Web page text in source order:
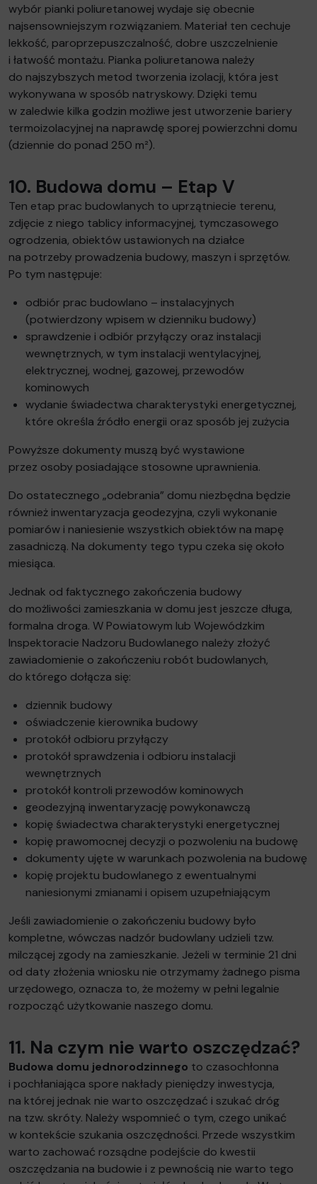
wybór pianki poliuretanowej wydaje się obecnie
najsensowniejszym rozwiązaniem. Materiał ten cechuje
lekkość, paroprzepuszczalność, dobre uszczelnienie
i łatwość montażu. Pianka poliuretanowa należy
do najszybszych metod tworzenia izolacji, która jest
wykonywana w sposób natryskowy. Dzięki temu
w zaledwie kilka godzin możliwe jest utworzenie bariery
termoizolacyjnej na naprawdę sporej powierzchni domu
(dziennie do ponad 250 m²).
10. Budowa domu – Etap V
Ten etap prac budowlanych to uprzątniecie terenu,
zdjęcie z niego tablicy informacyjnej, tymczasowego
ogrodzenia, obiektów ustawionych na działce
na potrzeby prowadzenia budowy, maszyn i sprzętów.
Po tym następuje:
odbiór prac budowlano – instalacyjnych
(potwierdzony wpisem w dzienniku budowy)
sprawdzenie i odbiór przyłączy oraz instalacji
wewnętrznych, w tym instalacji wentylacyjnej,
elektrycznej, wodnej, gazowej, przewodów
kominowych
wydanie świadectwa charakterystyki energetycznej,
które określa źródło energii oraz sposób jej zużycia
Powyższe dokumenty muszą być wystawione
przez osoby posiadające stosowne uprawnienia.
Do ostatecznego „odebrania” domu niezbędna będzie
również inwentaryzacja geodezyjna, czyli wykonanie
pomiarów i naniesienie wszystkich obiektów na mapę
zasadniczą. Na dokumenty tego typu czeka się około
miesiąca.
Jednak od faktycznego zakończenia budowy
do możliwości zamieszkania w domu jest jeszcze długa,
formalna droga. W Powiatowym lub Wojewódzkim
Inspektoracie Nadzoru Budowlanego należy złożyć
zawiadomienie o zakończeniu robót budowlanych,
do którego dołącza się:
dziennik budowy
oświadczenie kierownika budowy
protokół odbioru przyłączy
protokół sprawdzenia i odbioru instalacji
wewnętrznych
protokół kontroli przewodów kominowych
geodezyjną inwentaryzację powykonawczą
kopię świadectwa charakterystyki energetycznej
kopię prawomocnej decyzji o pozwoleniu na budowę
dokumenty ujęte w warunkach pozwolenia na budowę
kopię projektu budowlanego z ewentualnymi
naniesionymi zmianami i opisem uzupełniającym
Jeśli zawiadomienie o zakończeniu budowy było
kompletne, wówczas nadzór budowlany udzieli tzw.
milczącej zgody na zamieszkanie. Jeżeli w terminie 21 dni
od daty złożenia wniosku nie otrzymamy żadnego pisma
urzędowego, oznacza to, że możemy w pełni legalnie
rozpocząć użytkowanie naszego domu.
11. Na czym nie warto oszczędzać?
Budowa domu jednorodzinnego to czasochłonna
i pochłaniająca spore nakłady pieniędzy inwestycja,
na której jednak nie warto oszczędzać i szukać dróg
na tzw. skróty. Należy wspomnieć o tym, czego unikać
w kontekście szukania oszczędności. Przede wszystkim
warto zachować rozsądne podejście do kwestii
oszczędzania na budowie i z pewnością nie warto tego